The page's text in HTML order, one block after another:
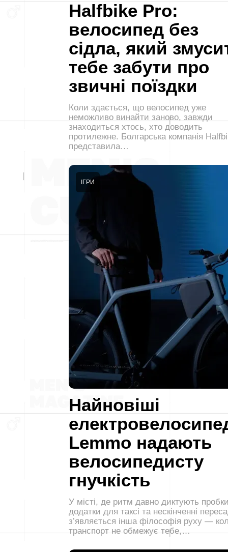
Halfbike Pro:
велосипед без
сідла, який
тебе забути про
звичні поїздки
Коли здається, що велосипед уже
неможливо винайти заново, завжди
знаходиться хтось, хто доводить
протилежне. Болгарська компанія
представила…
Найновіші
Lemmo надають
велосипедисту
гнучкість
ІГРИ
У місті, де ритм давно диктують
додатки для таксі та нескінченні
з’являється інша філософія руху —
транспорт не обмежує тебе,…